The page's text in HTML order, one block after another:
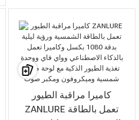
كاميرا مراقبة الطيور
ZANLURE تعمل بالطاقة